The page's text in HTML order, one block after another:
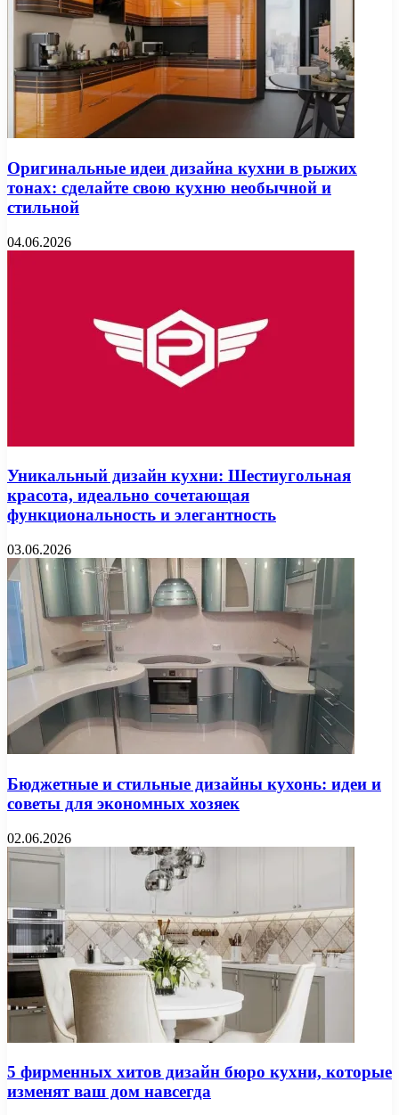
Оригинальные идеи дизайна кухни в рыжих
тонах: сделайте свою кухню необычной и
стильной
04.06.2026
Уникальный дизайн кухни: Шестиугольная
красота, идеально сочетающая
функциональность и элегантность
03.06.2026
Бюджетные и стильные дизайны кухонь: идеи и
советы для экономных хозяек
02.06.2026
5 фирменных хитов дизайн бюро кухни, которые
изменят ваш дом навсегда